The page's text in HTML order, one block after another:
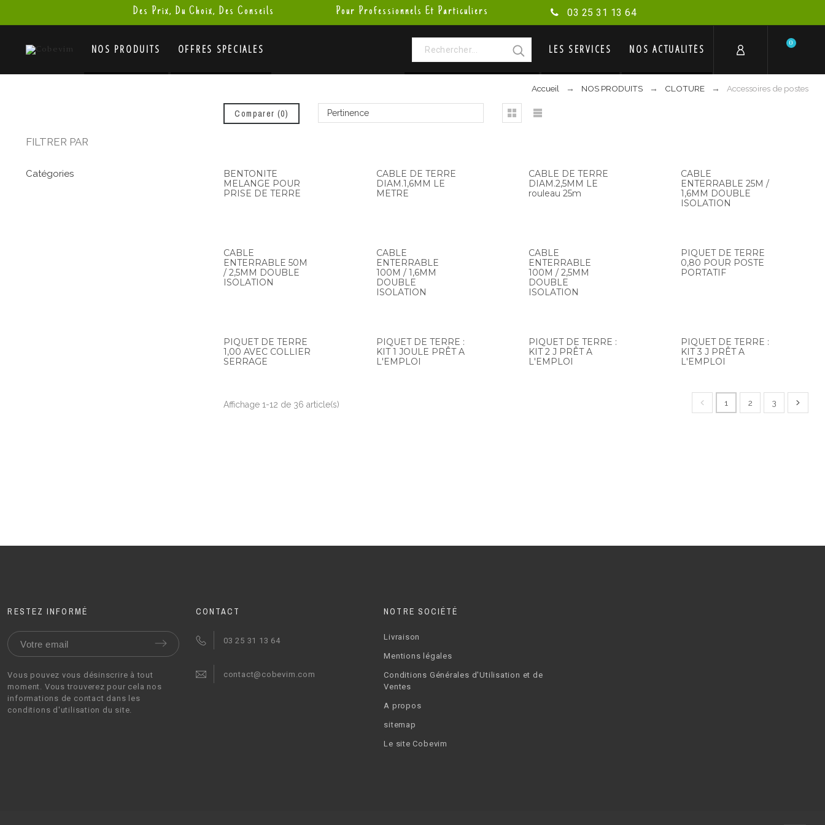
Des Prix, Du Choix, Des Conseils Pour Professionnels Et Particuliers 03 25 31 13 64
NOS PRODUITS OFFRES SPÉCIALES LES SERVICES NOS ACTUALITÉS 0
Accueil NOS PRODUITS CLOTURE Accessoires de postes
FILTRER PAR
Catégories
Comparer (0) Pertinence
BENTONITE
MELANGE POUR
PRISE DE TERRE
CABLE DE TERRE
DIAM.1,6MM LE
METRE
CABLE DE TERRE
DIAM.2,5MM LE
rouleau 25m
CABLE
ENTERRABLE 25M /
1,6MM DOUBLE
ISOLATION
CABLE
ENTERRABLE 50M
/ 2,5MM DOUBLE
ISOLATION
CABLE
ENTERRABLE
100M / 1,6MM
DOUBLE
ISOLATION
CABLE
ENTERRABLE
100M / 2,5MM
DOUBLE
ISOLATION
PIQUET DE TERRE
0,80 POUR POSTE
PORTATIF
PIQUET DE TERRE
1,00 AVEC COLLIER
SERRAGE
PIQUET DE TERRE :
KIT 1 JOULE PRÊT A
L'EMPLOI
PIQUET DE TERRE :
KIT 2 J PRÊT A
L'EMPLOI
PIQUET DE TERRE :
KIT 3 J PRÊT A
L'EMPLOI
Affichage 1-12 de 36 article(s) 1 2 3
RESTEZ INFORMÉ
Vous pouvez vous désinscrire à tout
moment. Vous trouverez pour cela nos
informations de contact dans les
conditions d'utilisation du site.
CONTACT
03 25 31 13 64
contact@cobevim.com
NOTRE SOCIÉTÉ
Livraison
Mentions légales
Conditions Générales d'Utilisation et de
Ventes
A propos
sitemap
Le site Cobevim